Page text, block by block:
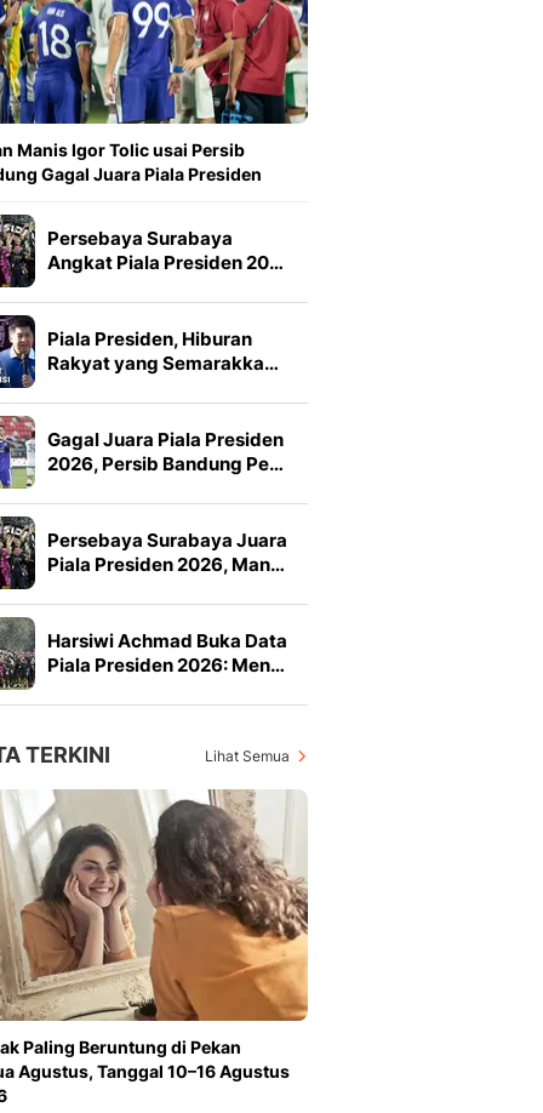
Manis Igor Tolic usai Persib
Gagal Juara Piala Presiden
Persebaya Surabaya
Angkat Piala Presiden 20…
Piala Presiden, Hiburan
Rakyat yang Semarakka…
Gagal Juara Piala Presiden
2026, Persib Bandung Pe…
Persebaya Surabaya Juara
Piala Presiden 2026, Man…
Harsiwi Achmad Buka Data
Piala Presiden 2026: Men…
TERKINI Lihat Semua
Paling Beruntung di Pekan
Agustus, Tanggal 10–16 Agustus